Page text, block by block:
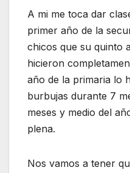
A mi me toca dar
primer año de la
chicos que su quinto
hicieron
año de la primaria lo
burbujas durante 7
meses y medio del
plena.
Nos vamos a tener